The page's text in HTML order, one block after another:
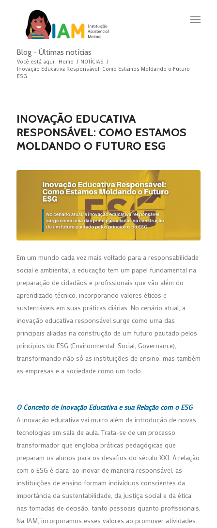
Blog - Últimas notícias
Você está aqui: Home / NOTÍCIAS /
Inovação Educativa Responsável: Como Estamos Moldando o Futuro
ESG
INOVAÇÃO EDUCATIVA
RESPONSÁVEL: COMO ESTAMOS
MOLDANDO O FUTURO ESG
Em um mundo cada vez mais voltado para a responsabilidade
social e ambiental, a educação tem um papel fundamental na
preparação de cidadãos e profissionais que vão além do
aprendizado técnico, incorporando valores éticos e
sustentáveis em suas práticas diárias. No cenário atual, a
inovação educativa responsável surge como uma das
principais aliadas na construção de um futuro pautado pelos
princípios do ESG (Environmental, Social, Governance),
transformando não só as instituições de ensino, mas também
as empresas e a sociedade como um todo.
O Conceito de Inovação Educativa e sua Relação com o ESG
A inovação educativa vai muito além da introdução de novas
tecnologias em sala de aula. Trata-se de um processo
transformador que engloba práticas pedagógicas que
preparam os alunos para os desafios do século XXI. A relação
com o ESG é clara: ao inovar de maneira responsável, as
instituições de ensino formam indivíduos conscientes da
importância da sustentabilidade, da justiça social e da ética
nas tomadas de decisão, tanto pessoais quanto profissionais.
Na IAM, incorporamos esses valores ao promover atividades